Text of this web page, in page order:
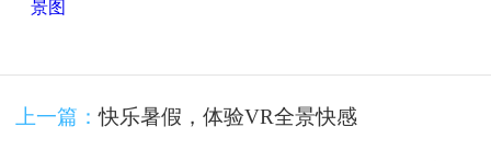
景图
上一篇：快乐暑假，体验VR全景快感